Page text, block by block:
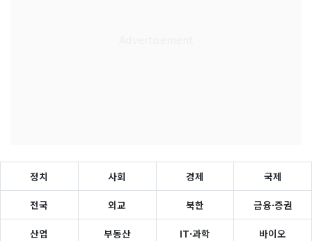
정치 사회 경제 국제
전국 외교 북한 금융·증권
산업 부동산 IT·과학 바이오